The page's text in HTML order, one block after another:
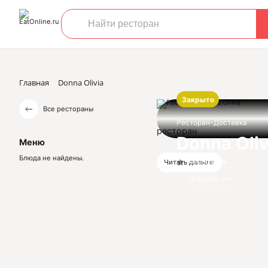
Главная Donna Olivia
Все рестораны
Меню
Блюда не найдены.
Закрыто
Ресторан-Доставка
Donna
Нет оценок
ресторан
Читать дальше